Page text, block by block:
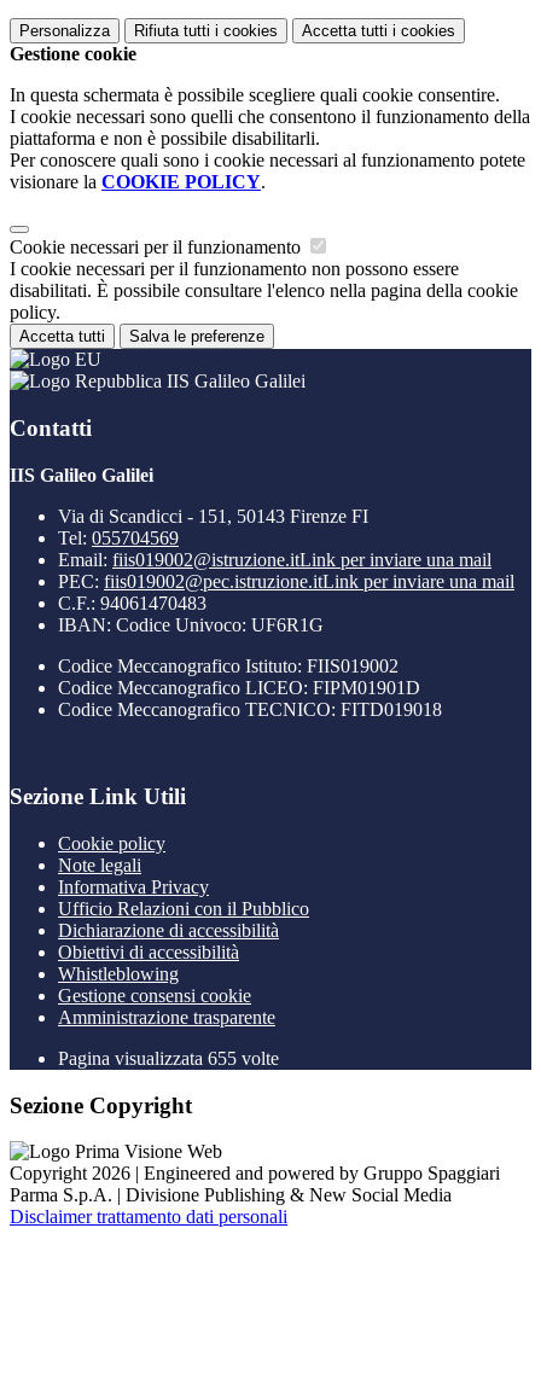
Personalizza Rifiuta tutti i cookies Accetta tutti i cookies
Gestione cookie
In questa schermata è possibile scegliere quali cookie consentire.
I cookie necessari sono quelli che consentono il funzionamento della
piattaforma e non è possibile disabilitarli.
Per conoscere quali sono i cookie necessari al funzionamento potete
visionare la COOKIE POLICY.
Cookie necessari per il funzionamento
I cookie necessari per il funzionamento non possono essere
disabilitati. È possibile consultare l'elenco nella pagina della cookie
policy.
Accetta tutti Salva le preferenze
IIS Galileo Galilei
Contatti
IIS Galileo Galilei
Via di Scandicci - 151, 50143 Firenze FI
Tel: 055704569
Email: fiis019002@istruzione.itLink per inviare una mail
PEC: fiis019002@pec.istruzione.itLink per inviare una mail
C.F.: 94061470483
IBAN: Codice Univoco: UF6R1G
Codice Meccanografico Istituto: FIIS019002
Codice Meccanografico LICEO: FIPM01901D
Codice Meccanografico TECNICO: FITD019018
Sezione Link Utili
Cookie policy
Note legali
Informativa Privacy
Ufficio Relazioni con il Pubblico
Dichiarazione di accessibilità
Obiettivi di accessibilità
Whistleblowing
Gestione consensi cookie
Amministrazione trasparente
Pagina visualizzata 655 volte
Sezione Copyright
Copyright 2026 | Engineered and powered by Gruppo Spaggiari
Parma S.p.A. | Divisione Publishing & New Social Media
Disclaimer trattamento dati personali